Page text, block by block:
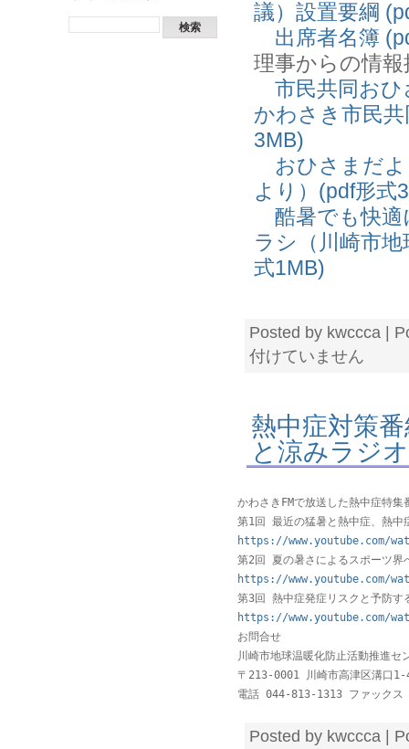
議）設置要綱
出席者名簿
理事からの情報
市民共同お
かわさき市民
3MB)
おひさまだ
より）(pdf形式
酷暑でも快
ラシ（川崎市
式1MB)
Posted by kwccca |
付けていません
熱中症対策
と涼みラジ
かわさきFMで放送した熱中症特
第1回 最近の猛暑と熱中症、熱
https://www.youtube.com/
第2回 夏の暑さによるスポーツ
https://www.youtube.com/
第3回 熱中症発症リスクと予防
https://www.youtube.com/
お問合せ
川崎市地球温暖化防止活動推進
〒213-0001 川崎市高津区溝口
電話 044-813-1313 ファック
Posted by kwccca |